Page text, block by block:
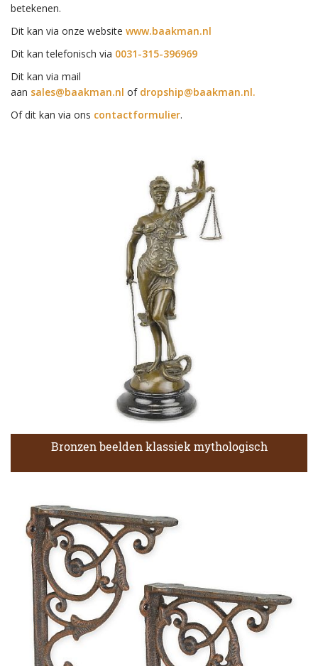
betekenen.
Dit kan via onze website www.baakman.nl
Dit kan telefonisch via 0031-315-396969
Dit kan via mail
aan sales@baakman.nl of dropship@baakman.nl.
Of dit kan via ons contactformulier.
Bronzen beelden klassiek mythologisch